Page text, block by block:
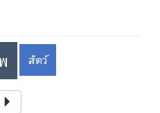
สัตว์